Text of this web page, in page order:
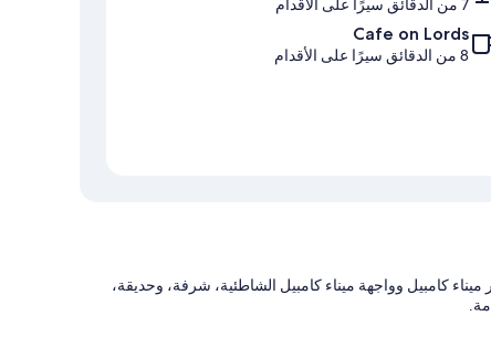
7 من الدقائق سيرًا على الأقدام
Cafe on Lords
8 من الدقائق سيرًا على الأقدام
كامبيل وواجهة ميناء كامبيل الشاطئية، شرفة، وحديقة،